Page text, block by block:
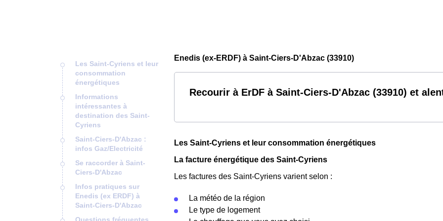
Les Saint-Cyriens et leur
consommation
énergétiques
Informations
intéressantes à
destination des Saint-
Cyriens
Saint-Ciers-D'Abzac :
infos Gaz/Electricité
Se raccorder à Saint-
Ciers-D'Abzac
Infos pratiques sur
Enedis (ex ERDF) à
Saint-Ciers-D'Abzac
Enedis (ex-ERDF) à Saint-Ciers-D'Abzac (33910)
Recourir à ErDF à Saint-Ciers-D'Abzac (33910) et
Les Saint-Cyriens et leur consommation énergétiques
La facture énergétique des Saint-Cyriens
Les factures des Saint-Cyriens varient selon :
La météo de la région
Le type de logement